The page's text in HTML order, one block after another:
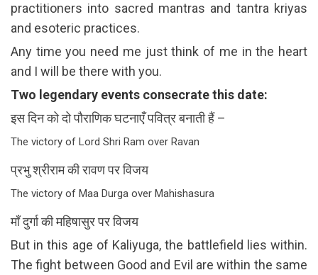
practitioners into sacred mantras and tantra kriyas
and esoteric practices.
Any time you need me just think of me in the heart
and I will be there with you.
Two legendary events consecrate this date:
इस दिन को दो पौराणिक घटनाएँ पवित्र बनाती हैं –
The victory of Lord Shri Ram over Ravan
प्रभु श्रीराम की रावण पर विजय
The victory of Maa Durga over Mahishasura
माँ दुर्गा की महिषासुर पर विजय
But in this age of Kaliyuga, the battlefield lies within.
The fight between Good and Evil are within the same